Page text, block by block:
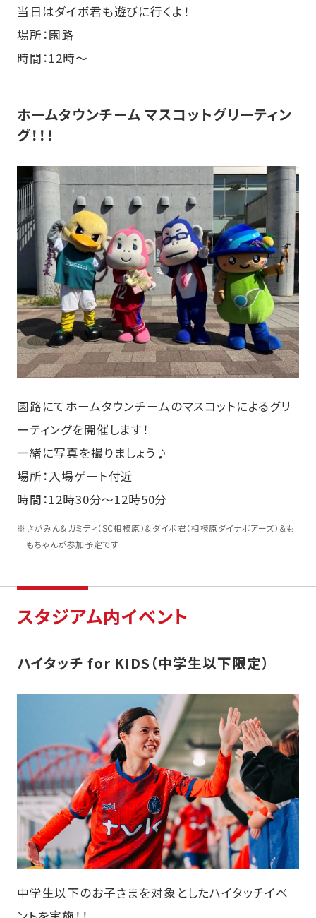
当日はダイボ君も遊びに行くよ！
場所：園路
時間：12時～
ホームタウンチーム マスコットグリーティン
グ！！！
園路にてホームタウンチームのマスコットによるグリ
ーティングを開催します！
一緒に写真を撮りましょう♪
場所：入場ゲート付近
時間：12時30分～12時50分
※さがみん＆ガミティ（SC相模原）＆ダイボ君（相模原ダイナボアーズ）＆も
もちゃんが参加予定です
スタジアム内イベント
ハイタッチ for KIDS（中学生以下限定）
中学生以下のお子さまを対象としたハイタッチイベ